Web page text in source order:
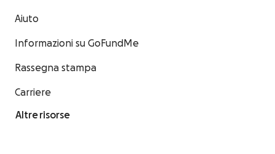
Aiuto
Informazioni su GoFundMe
Rassegna stampa
Carriere
Altre risorse